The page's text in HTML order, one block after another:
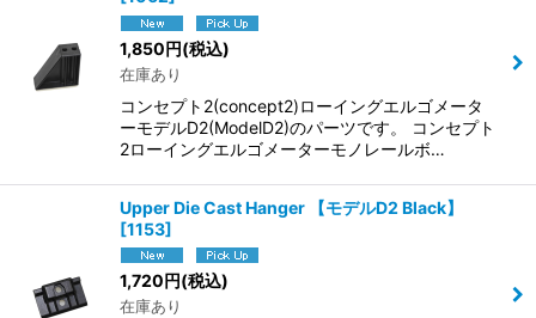
1,850円(税込)
在庫あり
コンセプト2(concept2)ローイングエルゴメータ
ーモデルD2(ModelD2)のパーツです。 コンセプト
2ローイングエルゴメーターモノレールボ…
Upper Die Cast Hanger 【モデルD2 Black】
[1153]
1,720円(税込)
在庫あり